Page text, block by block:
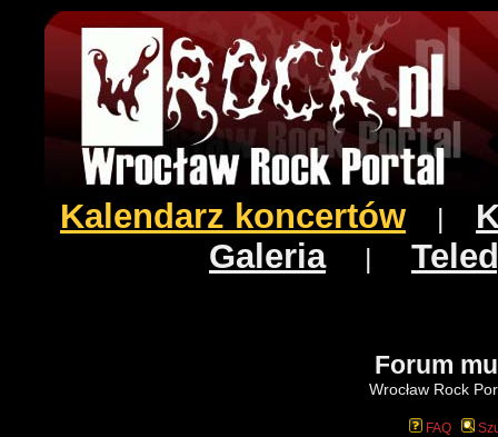
Kalendarz koncertów
Galeria|
Forum
Wrocław Rock
FAQ